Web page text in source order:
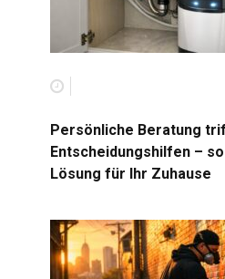
Persönliche Beratung
Entscheidungshilfen –
Lösung für Ihr Zuhause